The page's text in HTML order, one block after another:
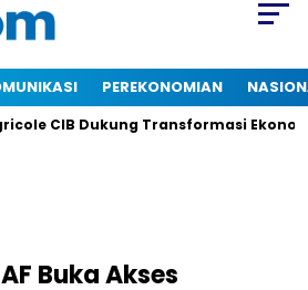
PEREKONOMIAN
Dukung Transformasi Ekonomi
Buka Akses